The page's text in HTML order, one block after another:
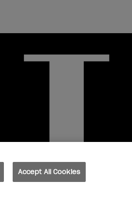
Accept All Cookies